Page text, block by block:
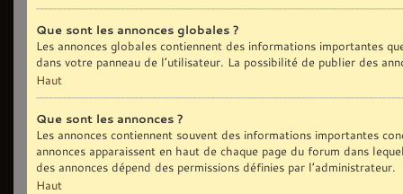
Que sont les annonces globales ?
Les annonces globales contiennent des informations importantes
dans votre panneau de l’utilisateur. La possibilité de publier des
Haut
Que sont les annonces ?
Les annonces contiennent souvent des informations importantes
annonces apparaissent en haut de chaque page du forum dans
des annonces dépend des permissions définies par l’administrateur.
Haut